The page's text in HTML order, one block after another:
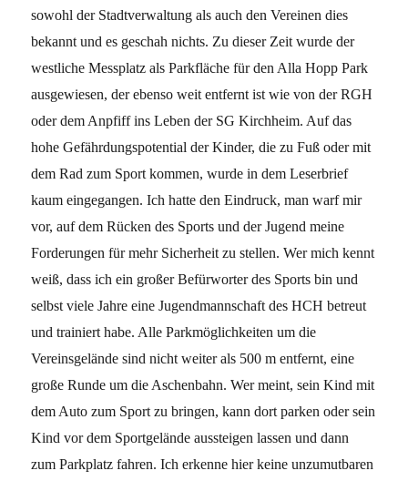
sowohl der Stadtverwaltung als auch den Vereinen dies
bekannt und es geschah nichts. Zu dieser Zeit wurde der
westliche Messplatz als Parkfläche für den Alla Hopp Park
ausgewiesen, der ebenso weit entfernt ist wie von der RGH
oder dem Anpfiff ins Leben der SG Kirchheim. Auf das
hohe Gefährdungspotential der Kinder, die zu Fuß oder mit
dem Rad zum Sport kommen, wurde in dem Leserbrief
kaum eingegangen. Ich hatte den Eindruck, man warf mir
vor, auf dem Rücken des Sports und der Jugend meine
Forderungen für mehr Sicherheit zu stellen. Wer mich kennt
weiß, dass ich ein großer Befürworter des Sports bin und
selbst viele Jahre eine Jugendmannschaft des HCH betreut
und trainiert habe. Alle Parkmöglichkeiten um die
Vereinsgelände sind nicht weiter als 500 m entfernt, eine
große Runde um die Aschenbahn. Wer meint, sein Kind mit
dem Auto zum Sport zu bringen, kann dort parken oder sein
Kind vor dem Sportgelände aussteigen lassen und dann
zum Parkplatz fahren. Ich erkenne hier keine unzumutbaren